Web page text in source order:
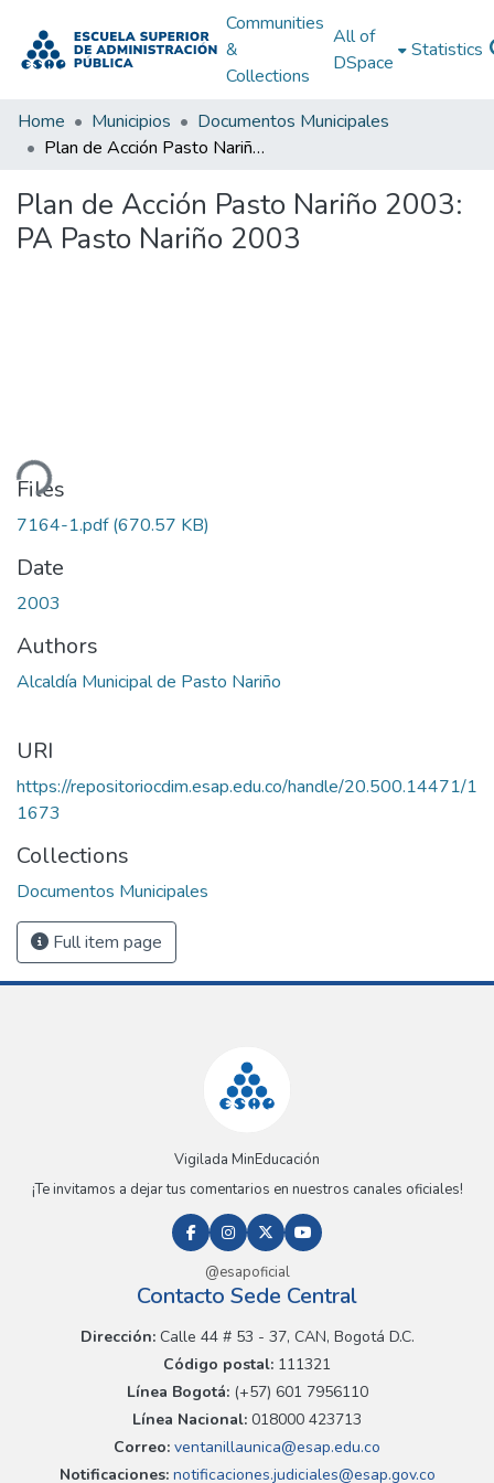
Communities
&
Collections
All of
DSpace
Statistics
Home Municipios
Documentos Municipales
Plan de Acción Pasto Nariño 2003: PA Pasto Nariño 2003
Plan de Acción Pasto Nariño 2003:
PA Pasto Nariño 2003
Files
7164-1.pdf(670.57 KB)
Date
2003
Authors
Alcaldía Municipal de Pasto Nariño
URI
https://repositoriocdim.esap.edu.co/handle/20.500.14471/1
1673
Collections
Documentos Municipales
Full item page
Vigilada MinEducación
¡Te invitamos a dejar tus comentarios en nuestros canales oficiales!
@esapoficial
Contacto Sede Central
Dirección:Calle 44 # 53 - 37, CAN, Bogotá D.C.
Código postal: 111321
Línea Bogotá:(+57) 601 7956110
Línea Nacional: 018000 423713
Correo: ventanillaunica@esap.edu.co
Notificaciones:notificaciones.judiciales@esap.gov.co